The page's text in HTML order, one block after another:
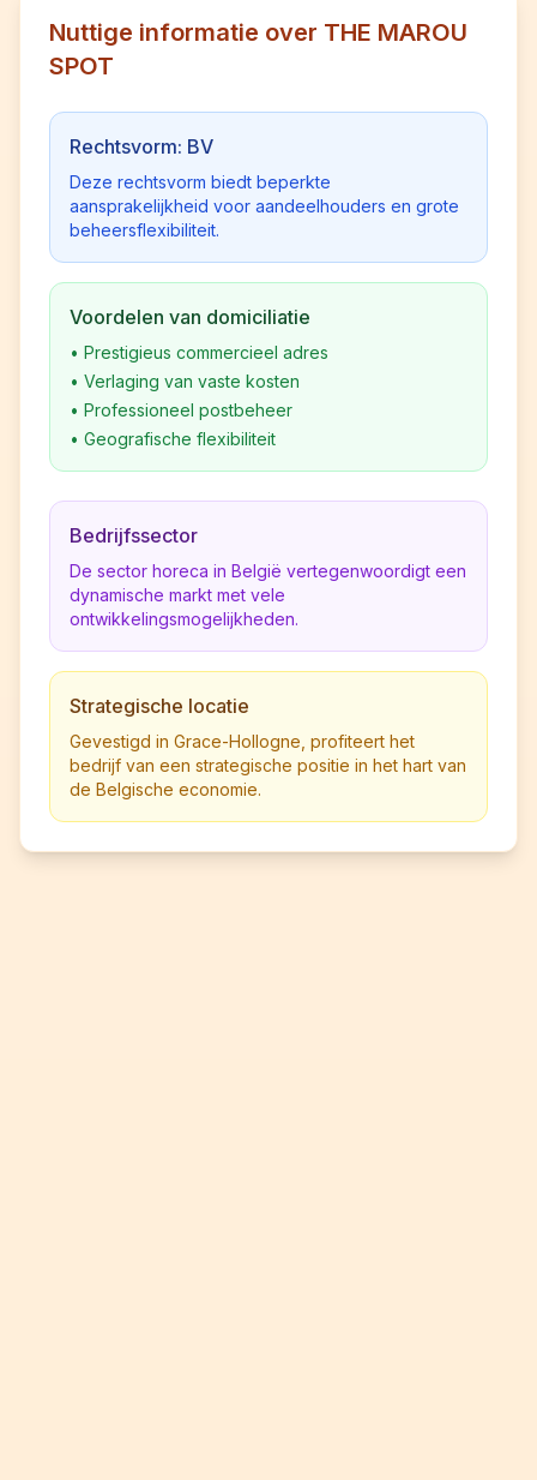
Nuttige informatie over THE MAROU
SPOT
Rechtsvorm: BV
Deze rechtsvorm biedt beperkte
aansprakelijkheid voor aandeelhouders en grote
beheersflexibiliteit.
Voordelen van domiciliatie
• Prestigieus commercieel adres
• Verlaging van vaste kosten
• Professioneel postbeheer
• Geografische flexibiliteit
Bedrijfssector
De sector horeca in België vertegenwoordigt een
dynamische markt met vele
ontwikkelingsmogelijkheden.
Strategische locatie
Gevestigd in Grace-Hollogne, profiteert het
bedrijf van een strategische positie in het hart van
de Belgische economie.